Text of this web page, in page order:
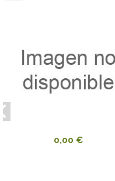
0,00 €